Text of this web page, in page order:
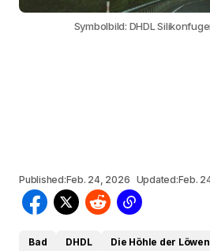
Symbolbild: DHDL
Published:Feb. 24, 2026 Updated:Feb.
Bad DHDL Die Höhle der Löwen